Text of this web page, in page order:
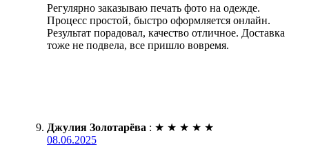
Регулярно заказываю печать фото на одежде.
Процесс простой, быстро оформляется онлайн.
Результат порадовал, качество отличное. Доставка
тоже не подвела, все пришло вовремя.
Джулия Золотарёва : ★ ★ ★ ★ ★
08.06.2025